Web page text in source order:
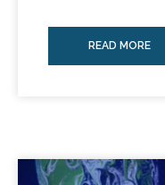
READ MORE